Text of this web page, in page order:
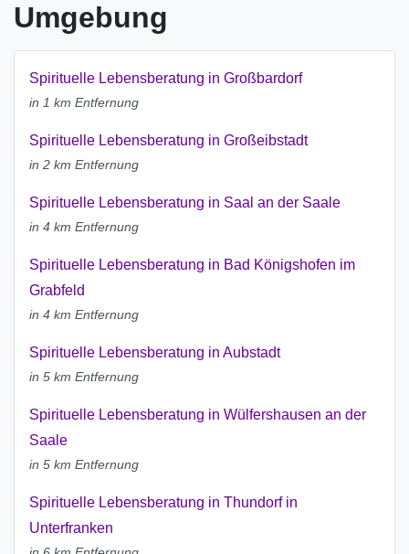
Umgebung
Spirituelle Lebensberatung in Großbardorf
in 1 km Entfernung
Spirituelle Lebensberatung in Großeibstadt
in 2 km Entfernung
Spirituelle Lebensberatung in Saal an der Saale
in 4 km Entfernung
Spirituelle Lebensberatung in Bad Königshofen im
Grabfeld
in 4 km Entfernung
Spirituelle Lebensberatung in Aubstadt
in 5 km Entfernung
Spirituelle Lebensberatung in Wülfershausen an der
Saale
in 5 km Entfernung
Spirituelle Lebensberatung in Thundorf in
Unterfranken